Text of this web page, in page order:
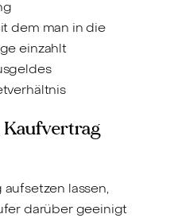
dem man in die
einzahlt
Kaufvertrag
lassen,
darüber geeinigt